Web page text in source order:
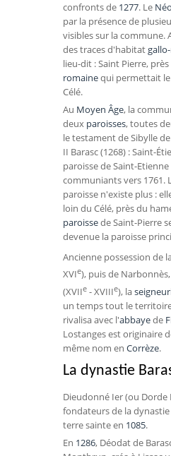
confrontsde 1277. Le
par la présence de
visibles sur la
des traces d'habitat
lieu-dit :Saint Pierre,
romainequi permettait
Célé.
Au Moyen Âge, la
deux paroisses, toutes
le testament deSibylle
II Barasc(1268) :Saint-
paroisse de Saint-
communiants vers 1761.
paroisse n'existe plus :
loin du Célé, près du
paroissede Saint-Pierre
devenue la paroisse
Ancienne possession de
XVIe), puis de Narbonnès
(XVIIe - XVIIIe), la
un temps tout le
rivalisa avec l'abbayede
Lostanges est originaire
même nom en Corrèze.
La dynastie
Dieudonné Ier(ou Dorde I
fondateurs de la
terre sainte en 1085.
En 1286, Déodat de